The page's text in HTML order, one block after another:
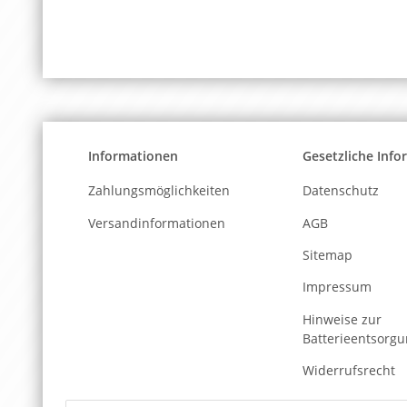
Informationen
Zahlungsmöglichkeiten
Versandinformationen
Gesetzliche
Datenschutz
AGB
Sitemap
Impressum
Hinweise zur
Widerrufsrecht